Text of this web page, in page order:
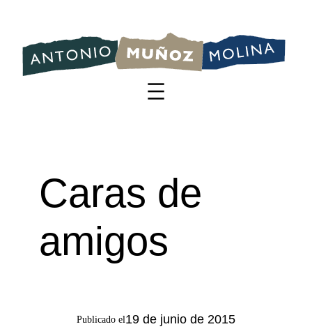
contenido
Caras de
amigos
Publicado el19 de junio de 2015